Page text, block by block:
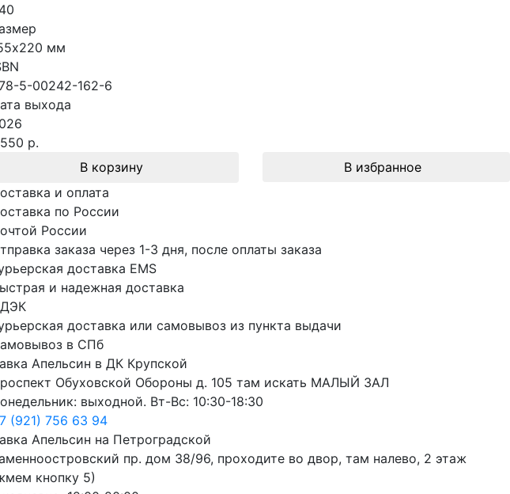
мм
5-00242-162-6
выхода
р.
В корзину
В избранное
и оплата
по России
России
заказа через 1-3 дня, после оплаты заказа
доставка EMS
и надежная доставка
доставка или самовывоз из пункта выдачи
в СПб
Апельсин в ДК Крупской
Обуховской Обороны д. 105 там искать МАЛЫЙ ЗАЛ
выходной. Вт-Вс: 10:30-18:30
(921) 756 63 94
Апельсин на Петроградской
пр. дом 38/96, проходите во двор, там налево, 2 этаж
кнопку 5)